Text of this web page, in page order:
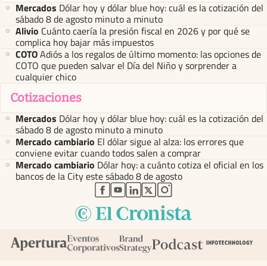
Mercados Dólar hoy y dólar blue hoy: cuál es la cotización del
sábado 8 de agosto minuto a minuto
Alivio Cuánto caería la presión fiscal en 2026 y por qué se
complica hoy bajar más impuestos
COTOAdiós a los regalos de último momento: las opciones de
COTO que pueden salvar el Día del Niño y sorprender a
cualquier chico
Cotizaciones
Mercados Dólar hoy y dólar blue hoy: cuál es la cotización del
sábado 8 de agosto minuto a minuto
Mercado cambiario El dólar sigue al alza: los errores que
conviene evitar cuando todos salen a comprar
Mercado cambiario Dólar hoy: a cuánto cotiza el oficial en los
bancos de la City este sábado 8 de agosto
abre en nueva pestaña
abre en nueva pestaña
abre en nueva pestaña
abre en nueva pestaña
abre en nueva pestaña